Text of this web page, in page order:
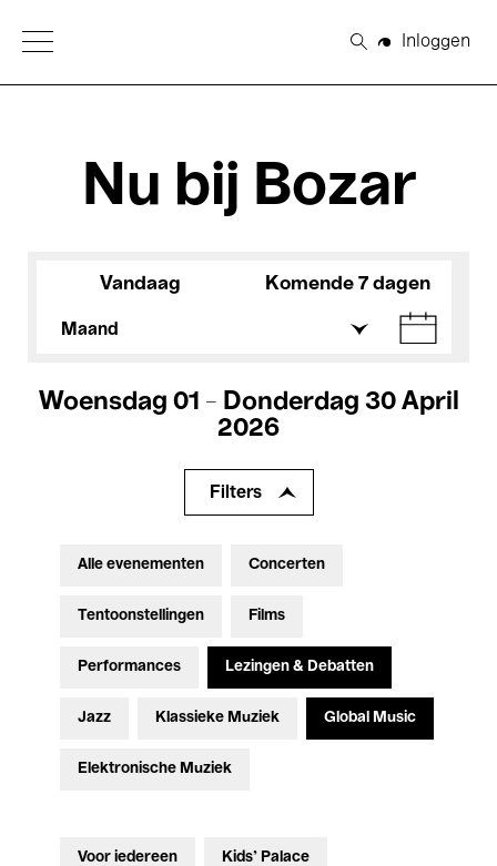
Open Menu
Zoeken
Inloggen
Nu bij Bozar
Vandaag Komende 7 dagen
Maand
Woensdag 01 - Donderdag 30 April
2026
Filters
Alle evenementen Concerten
Tentoonstellingen Films
Performances Lezingen & Debatten
Jazz Klassieke Muziek Global Music
Elektronische Muziek
Voor iedereen Kids’ Palace